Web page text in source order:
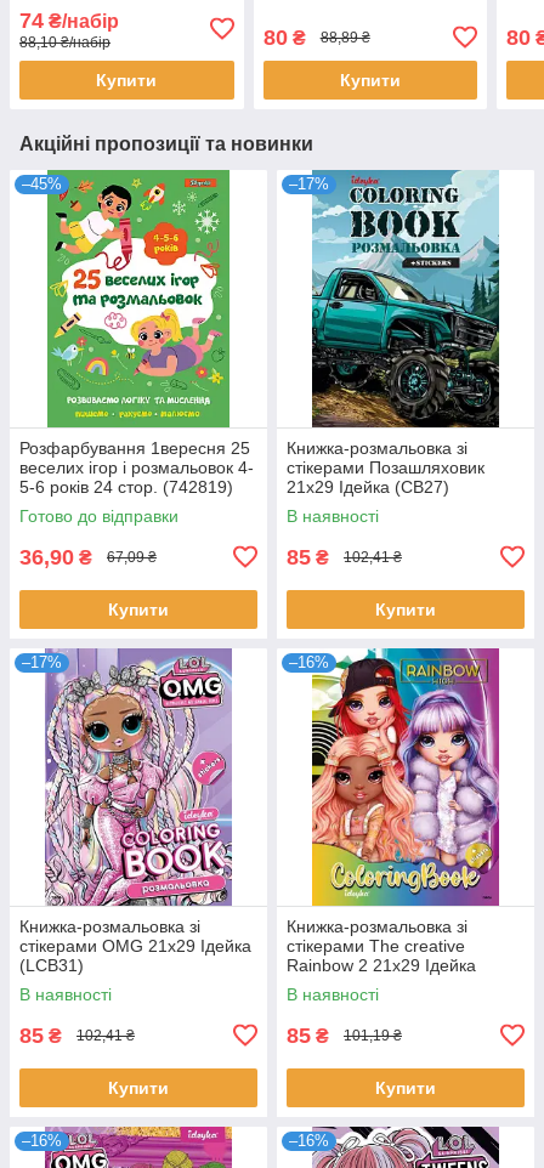
74 ₴/набір
88,10 ₴/набір
Купити
80₴ 88,89 ₴
Купити
80
Акційні пропозиції та новинки
–45%
Розфарбування 1вересня 25
веселих ігор і розмальовок 4-
5-6 років 24 стор. (742819)
Готово до відправки
36,90 ₴ 67,09 ₴
Купити
–17%
Книжка-розмальовка зі
стікерами Позашляховик
21x29 Ідейка (CB27)
В наявності
85 ₴ 102,41 ₴
Купити
–17%
Книжка-розмальовка зі
стікерами OMG 21x29 Ідейка
(LCB31)
В наявності
85 ₴ 102,41 ₴
Купити
–16%
Книжка-розмальовка зі
стікерами The creative
Rainbow 2 21x29 Ідейка
(LCB30)
В наявності
85 ₴ 101,19 ₴
Купити
–16% –16%